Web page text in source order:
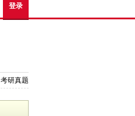
登录
考研真题